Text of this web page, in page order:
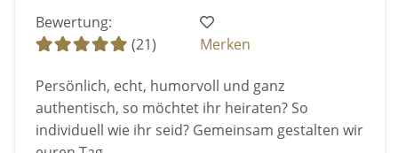
Bewertung:
(21)
Merken
Persönlich, echt, humorvoll und ganz
authentisch, so möchtet ihr heiraten? So
individuell wie ihr seid? Gemeinsam gestalten wir